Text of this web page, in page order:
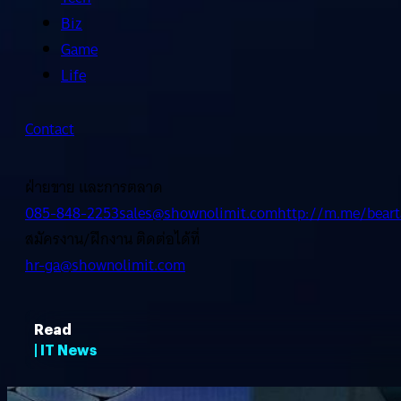
Biz
Game
Life
Contact
ฝ่ายขาย และการตลาด
085-848-2253sales@shownolimit.comhttp://m.me/
สมัครงาน/ฝึกงาน ติดต่อได้ที่
hr-ga@shownolimit.com
Read
| IT News